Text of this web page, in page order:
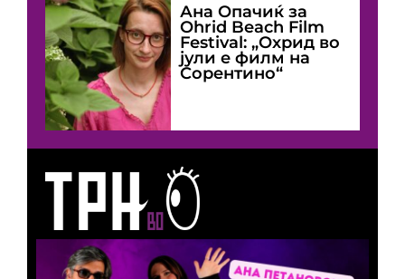
Ана Опачиќ за
Оhrid Beach Film
Festival: „Охрид во
јули е филм на
Сорентино“